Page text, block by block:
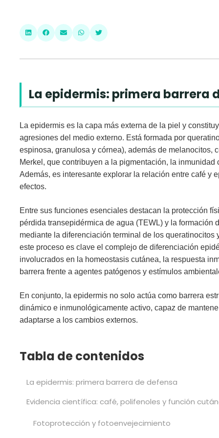
La epidermis: primera barrera
La epidermis es la capa más externa de la piel y
agresiones del medio externo. Está formada por
espinosa, granulosa y córnea), además de melanocitos,
Merkel , que contribuyen a la pigmentación, la
Además, es interesante explorar la relación entre café y
efectos.
Entre sus funciones esenciales destacan la protección
pérdida transepidérmica de agua (TEWL) y la formación
mediante la diferenciación terminal de los queratinocitos
este proceso es clave el complejo de diferenciación
involucrados en la homeostasis cutánea, la respuesta
barrera frente a agentes patógenos y estímulos
En conjunto, la epidermis no solo actúa como barrera
dinámico e inmunológicamente activo, capaz de
adaptarse a los cambios externos.
Tabla de contenidos
La epidermis: primera barrera de defensa
Evidencia científica: café, polifenoles y función
Fotoprotección y fotoenvejecimiento